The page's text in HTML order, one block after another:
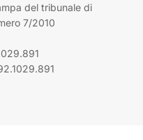
del tribunale di
7/2010